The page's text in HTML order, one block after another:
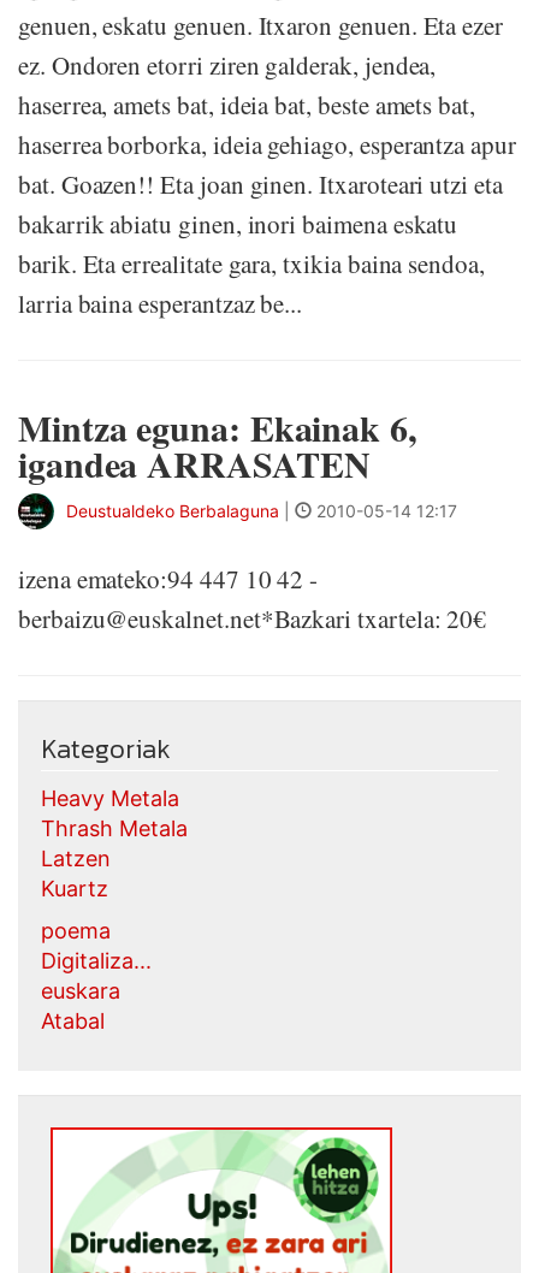
genuen, eskatu genuen. Itxaron genuen. Eta ezer
ez. Ondoren etorri ziren galderak, jendea,
haserrea, amets bat, ideia bat, beste amets bat,
haserrea borborka, ideia gehiago, esperantza apur
bat. Goazen!! Eta joan ginen. Itxaroteari utzi eta
bakarrik abiatu ginen, inori baimena eskatu
barik. Eta errealitate gara, txikia baina sendoa,
larria baina esperantzaz be...
Mintza eguna: Ekainak 6,
igandea ARRASATEN
Deustualdeko Berbalaguna 2010-05-14 12:17
izena emateko:94 447 10 42 -
berbaizu@euskalnet.net*Bazkari txartela: 20€
Kategoriak
Heavy Metala
Thrash Metala
Latzen
Kuartz
poema
Digitaliza...
euskara
Atabal